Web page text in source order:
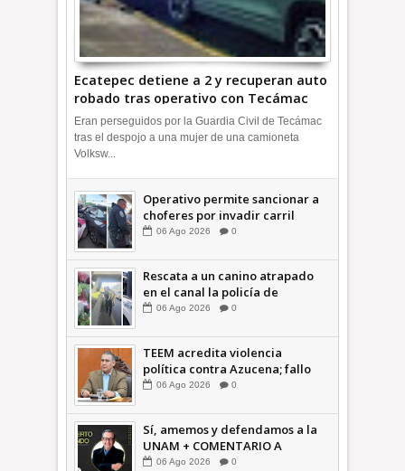
Ecatepec detiene a 2 y recuperan auto
robado tras operativo con Tecámac
+Video | INFORMATIVA
Eran perseguidos por la Guardia Civil de Tecámac
tras el despojo a una mujer de una camioneta
Volksw...
Operativo permite sancionar a
choferes por invadir carril
confinado: Ecatepec +Video |
06 Ago 2026 0
Rescata a un canino atrapado
en el canal la policía de
Ecatepec INFORMATIVA
06 Ago 2026 0
TEEM acredita violencia
política contra Azucena; fallo
confirma guerra sucia: Octavio
06 Ago 2026 0
Sí, amemos y defendamos a la
UNAM + COMENTARIO A
TIEMPO
06 Ago 2026 0